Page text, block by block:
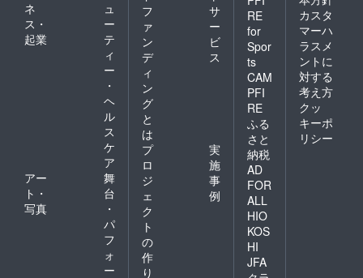
ネ
ス・
起業
ュ
ー
テ
ィ
ー
・
ヘ
ル
ス
ケ
ア
アー
ト・
写真
舞
台
・
パ
フ
ォ
ー
フ
ァ
ン
デ
ィ
ン
グ
と
は
サ
ー
ビ
ス
プ
ロ
ジ
ェ
ク
ト
の
作
り
実
施
事
例
RE
for
Spor
ts
CAM
PFI
RE
ふる
さと
納税
AD
FOR
ALL
HIO
KOS
HI
JFA
カスタ
マーハ
ラスメ
ントに
対する
考え方
クッ
キーポ
リシー